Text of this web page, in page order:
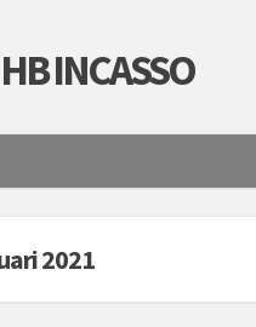
HB INCASSO
2021